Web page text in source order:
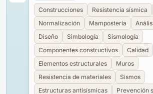
Construcciones Resistencia sísmica
Normalización
Mampostería
Diseño
Simbología
Sismología
Componentes constructivos
Calidad
Elementos estructurales
Muros
Resistencia de materiales
Sismos
Estructuras antisísmicas
Prevención